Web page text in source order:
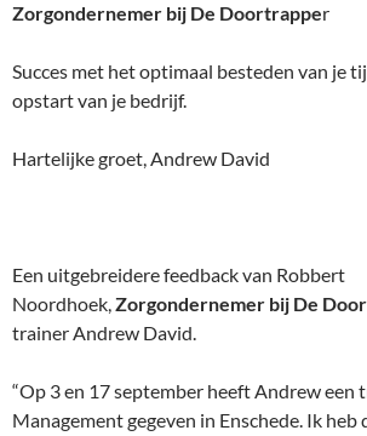
Zorgondernemer bij De Doortrapper
Succes met het optimaal besteden van je
opstart van je bedrijf.
Hartelijke groet, Andrew David
Een uitgebreidere feedback van Robbert
Noordhoek,Zorgondernemer bij De
trainer Andrew David.
“Op 3 en 17 september heeft Andrew een
Management gegeven in Enschede. Ik